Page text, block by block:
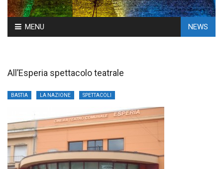
Skip
to
MENU NEWS
All’Esperia spettacolo teatrale
BASTIA LA NAZIONE SPETTACOLI